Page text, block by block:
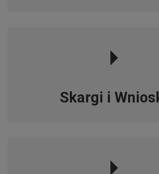
Skargi i